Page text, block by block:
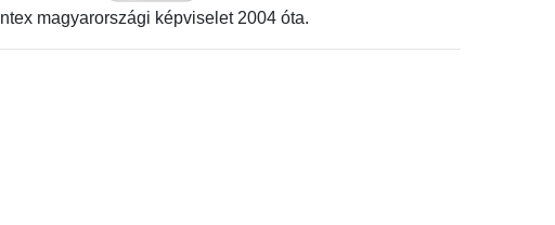
Intex magyarországi képviselet 2004 óta.